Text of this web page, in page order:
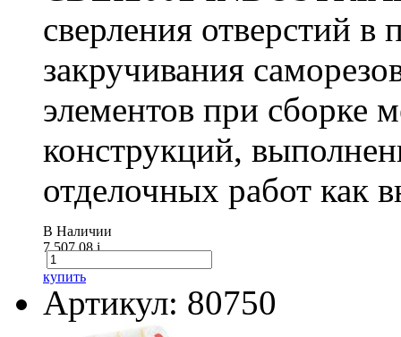
сверления отверстий в
закручивания
элементов при сборке
конструкций,
отделочных работ как
В Наличии
7 507.08i
купить
Артикул: 80750